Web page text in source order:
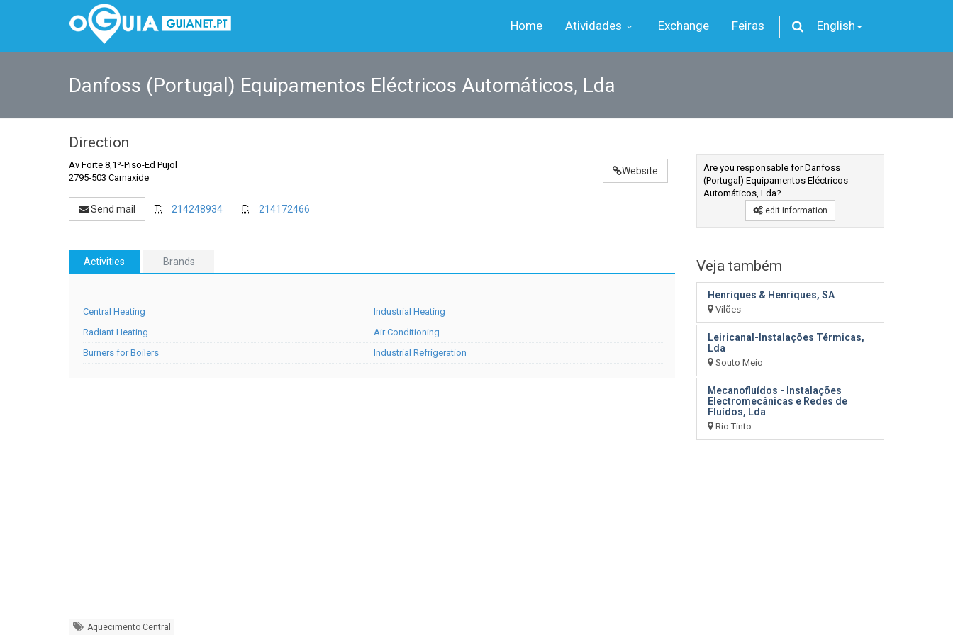
Home Atividades Exchange Feiras English
Danfoss (Portugal) Equipamentos Eléctricos Automáticos, Lda
Direction
Website
Av Forte 8,1º-Piso-Ed Pujol
2795-503 Carnaxide
Send mail T: 214248934 F: 214172466
Activities Brands
Central Heating
Industrial Heating
Radiant Heating
Air Conditioning
Burners for Boilers
Industrial Refrigeration
Are you responsable for Danfoss
(Portugal) Equipamentos Eléctricos
Automáticos, Lda?
edit information
Veja também
Henriques & Henriques, SA
Vilões
Leiricanal-Instalações Térmicas,
Lda
Souto Meio
Mecanofluídos - Instalações
Electromecânicas e Redes de
Fluídos, Lda
Rio Tinto
Aquecimento Central